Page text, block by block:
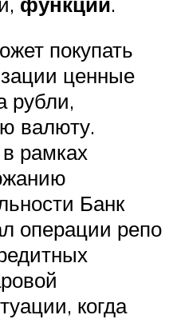
покупать
ценные
рубли,
валюту.
рамках
Банк
операции репо
когда